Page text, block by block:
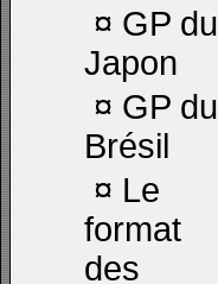
¤ GP du
Japon
¤ GP du
Brésil
¤ Le
format
des